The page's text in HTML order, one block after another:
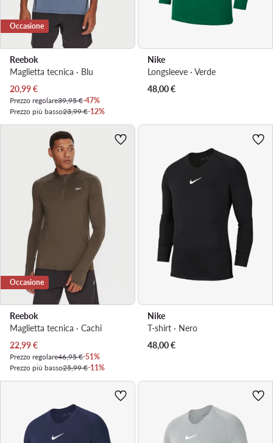
Occasione
Reebok
Maglietta tecnica · Blu
Prezzo attuale
20,99€
Prezzo regolare39,95 €-47%
Prezzo più basso23,99 €-12%
Nike
Longsleeve · Verde
48,00€
Occasione
Reebok
Maglietta tecnica · Cachi
Prezzo attuale
22,99€
Prezzo regolare46,95 €-51%
Prezzo più basso25,99 €-11%
Nike
T-shirt · Nero
48,00€